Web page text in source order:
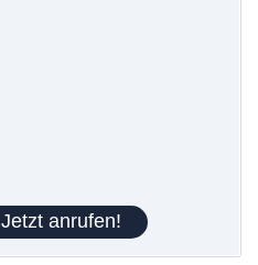
Jetzt anrufen!